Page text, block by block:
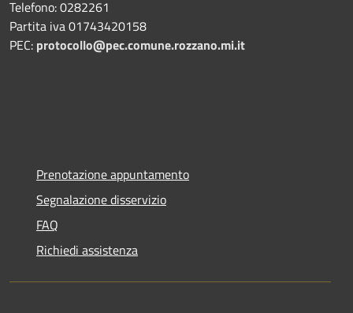
Telefono: 0282261
Partita iva 01743420158
PEC: protocollo@pec.comune.rozzano.mi.it
Prenotazione appuntamento
Segnalazione disservizio
FAQ
Richiedi assistenza